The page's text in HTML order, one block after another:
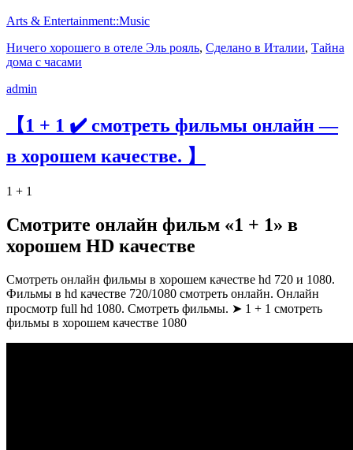
Arts & Entertainment::Music
Ничего хорошего в отеле Эль рояль, Сделано в Италии, Тайна
дома с часами
admin
【1 + 1 ✔️ смотреть фильмы онлайн —
в хорошем качестве. 】
1 + 1
Смотрите онлайн фильм «1 + 1» в
хорошем HD качестве
Смотреть онлайн фильмы в хорошем качестве hd 720 и 1080.
Фильмы в hd качестве 720/1080 смотреть онлайн. Онлайн
просмотр full hd 1080. Смотреть фильмы. ➤ 1 + 1 смотреть
фильмы в хорошем качестве 1080